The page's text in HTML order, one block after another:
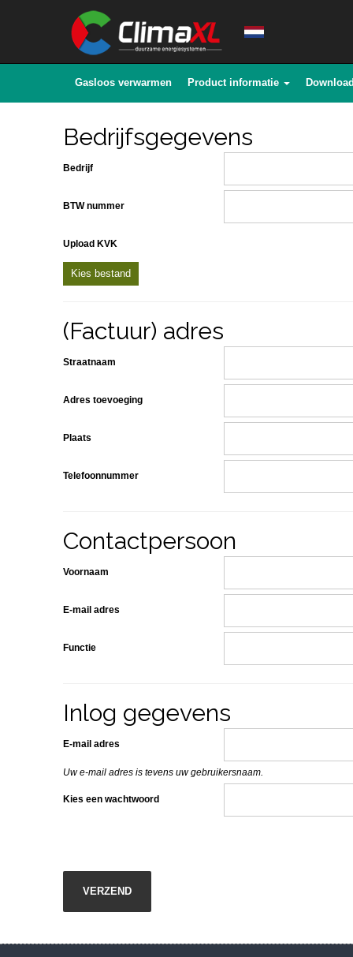
Gasloos verwarmen Product informatie
Bedrijfsgegevens
Bedrijf
BTW nummer
Upload KVK
Kies bestand
(Factuur) adres
Straatnaam
Adres toevoeging
Plaats
Telefoonnummer
Contactpersoon
Voornaam
E-mail adres
Functie
Inlog gegevens
E-mail adres
Uw e-mail adres is tevens uw gebruikersnaam.
Kies een wachtwoord